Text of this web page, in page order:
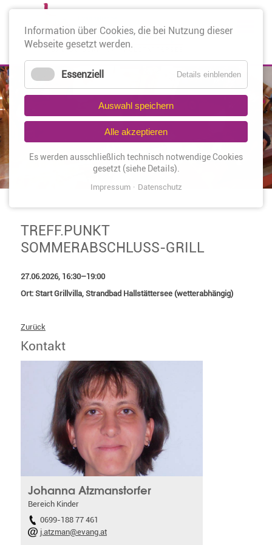
TREFF.PUNKT
SOMMERABSCHLUSS-GRILL
27.06.2026, 16:30–19:00
Ort: Start Grillvilla, Strandbad Hallstättersee (wetterabhängig)
Zurück
Kontakt
Johanna Atzmanstorfer
Bereich Kinder
0699-188 77 461
j.atzman@evang.at
Information über Cookies, die bei Nutzung dieser
Webseite gesetzt werden.
Essenziell Details einblenden
Auswahl speichern
Alle akzeptieren
Es werden ausschließlich technisch notwendige Cookies
gesetzt (siehe Details).
Impressum Datenschutz